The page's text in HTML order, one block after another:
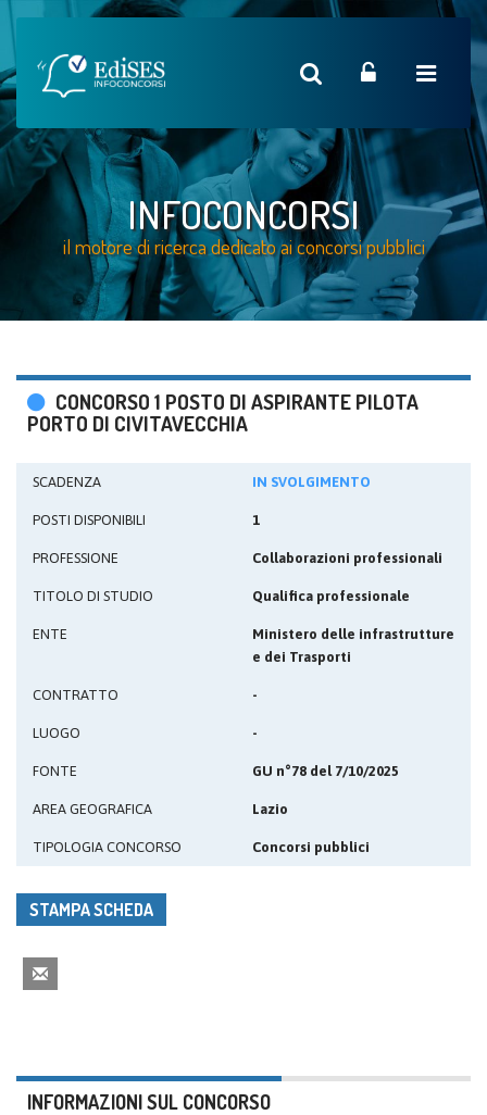
INFOCONCORSI
il motore di ricerca dedicato ai concorsi pubblici
CONCORSO 1 POSTO DI ASPIRANTE PILOTA
PORTO DI CIVITAVECCHIA
SCADENZA IN SVOLGIMENTO
POSTI DISPONIBILI 1
PROFESSIONE Collaborazioni professionali
TITOLO DI STUDIO Qualifica professionale
ENTE
Ministero delle infrastrutture
e dei Trasporti
CONTRATTO -
LUOGO -
FONTE GU n°78 del 7/10/2025
AREA GEOGRAFICA Lazio
TIPOLOGIA CONCORSO Concorsi pubblici
STAMPA SCHEDA
INFORMAZIONI SUL CONCORSO